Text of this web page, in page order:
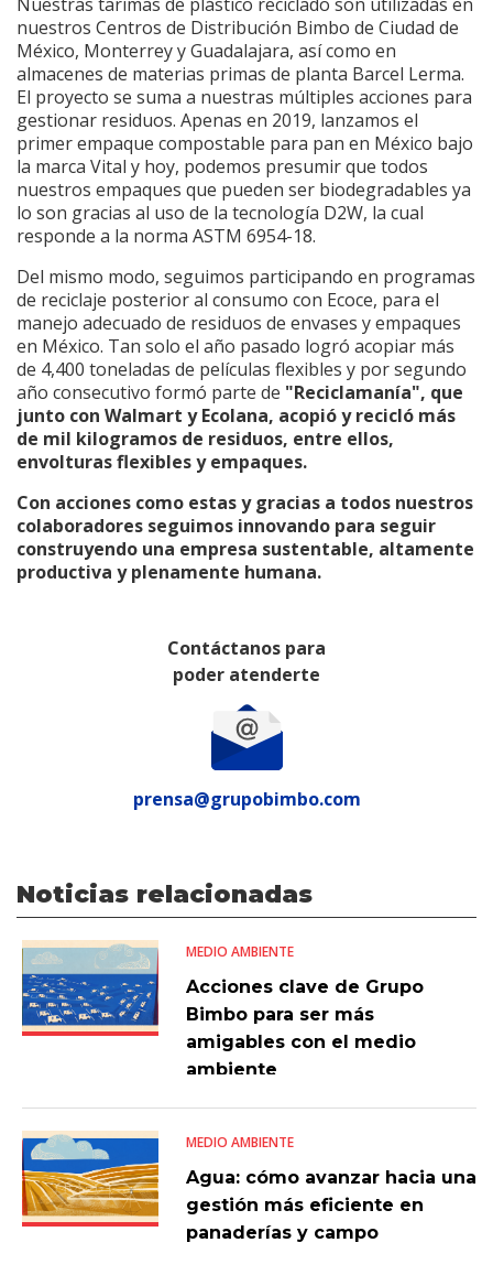
nuestros Centros de Distribución Bimbo de Ciudad de
México, Monterrey y Guadalajara, así como en
almacenes de materias primas de planta Barcel Lerma.
El proyecto se suma a nuestras múltiples acciones para
gestionar residuos. Apenas en 2019, lanzamos el
primer empaque compostable para pan en México bajo
la marca Vital y hoy, podemos presumir que todos
nuestros empaques que pueden ser biodegradables ya
lo son gracias al uso de la tecnología D2W, la cual
responde a la norma ASTM 6954-18.
Del mismo modo, seguimos participando en programas
de reciclaje posterior al consumo con Ecoce, para el
manejo adecuado de residuos de envases y empaques
en México. Tan solo el año pasado logró acopiar más
de 4,400 toneladas de películas flexibles y por segundo
año consecutivo formó parte de "Reciclamanía", que
junto con Walmart y Ecolana, acopió y recicló más
de mil kilogramos de residuos, entre ellos,
envolturas flexibles y empaques.
Con acciones como estas y gracias a todos nuestros
colaboradores seguimos innovando para seguir
construyendo una empresa sustentable, altamente
productiva y plenamente humana.
Contáctanos para
poder atenderte
prensa@grupobimbo.com
Noticias relacionadas
MEDIO AMBIENTE
Acciones clave de Grupo
Bimbo para ser más
amigables con el medio
ambiente
MEDIO AMBIENTE
Agua: cómo avanzar hacia una
gestión más eficiente en
panaderías y campo